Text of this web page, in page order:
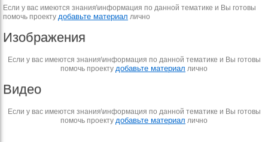
Если у вас имеются знания\информация по данной тематике и Вы готовы
помочь проекту добавьте материал лично
Изображения
Если у вас имеются знания\информация по данной тематике и Вы готовы
помочь проекту добавьте материал лично
Видео
Если у вас имеются знания\информация по данной тематике и Вы готовы
помочь проекту добавьте материал лично